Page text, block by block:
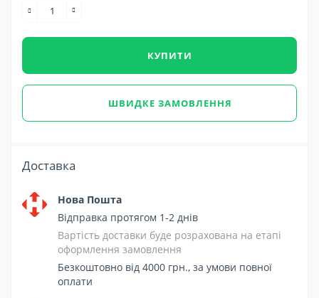
КУПИТИ
ШВИДКЕ ЗАМОВЛЕННЯ
Доставка
Нова Пошта
Відправка протягом 1-2 днів
Вартість доставки буде розрахована на етапі
оформлення замовлення
Безкоштовно від 4000 грн., за умови повної
оплати